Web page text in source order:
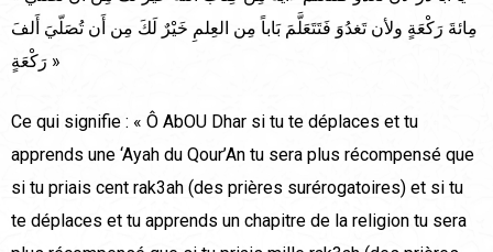
مِائةَ رَكْعَةٍ ولأن تَغدُوَ فَتَتَعَلَّمَ بَاباً مِن العِلمِ خَيْرٌ لَكَ مِن أَن تُصَلّيَ أَلفَ
رَكْعَةٍ »
Ce qui signifie : « Ô AbOU Dhar si tu te déplaces et tu
apprends une ‘Ayah du Qour’An tu sera plus récompensé que
si tu priais cent rak3ah (des prières surérogatoires) et si tu
te déplaces et tu apprends un chapitre de la religion tu sera